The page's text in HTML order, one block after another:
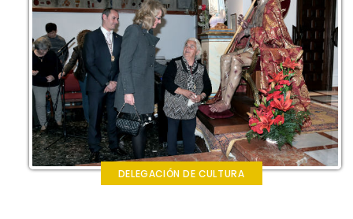
DELEGACIÓN DE CULTURA